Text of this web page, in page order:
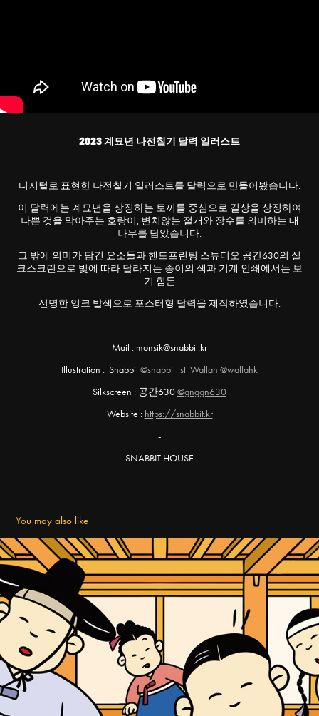
2023 계묘년 나전칠기 달력 일러스트
-
디지털로 표현한 나전칠기 일러스트를 달력으로 만들어봤습니다.
이 달력에는 계묘년을 상징하는 토끼를 중심으로 길상을 상징하여
나쁜 것을 막아주는 호랑이, 변치않는 절개와 장수를 의미하는 대
나무를 담았습니다.
그 밖에 의미가 담긴 요소들과 핸드프린팅 스튜디오 공간630의 실
크스크린으로 빛에 따라 달라지는 종이의 색과 기계 인쇄에서는 보
기 힘든
선명한 잉크 발색으로 포스터형 달력을 제작하였습니다.
-
Mail : monsik@snabbit.kr
Illustration : Snabbit@snabbit_st Wallah @wallahk
Silkscreen : 공간630@gnggn630
Website : https://snabbit.kr
-
SNABBIT HOUSE
You may also like
Peacock X Korean Folk Village Promotional Design.